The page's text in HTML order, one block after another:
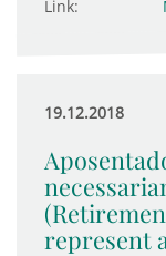
Link:
19.12.2018
represent